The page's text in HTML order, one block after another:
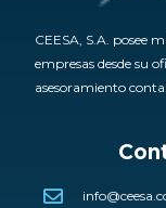
CEESA, S.A. posee
empresas desde su
asesoramiento